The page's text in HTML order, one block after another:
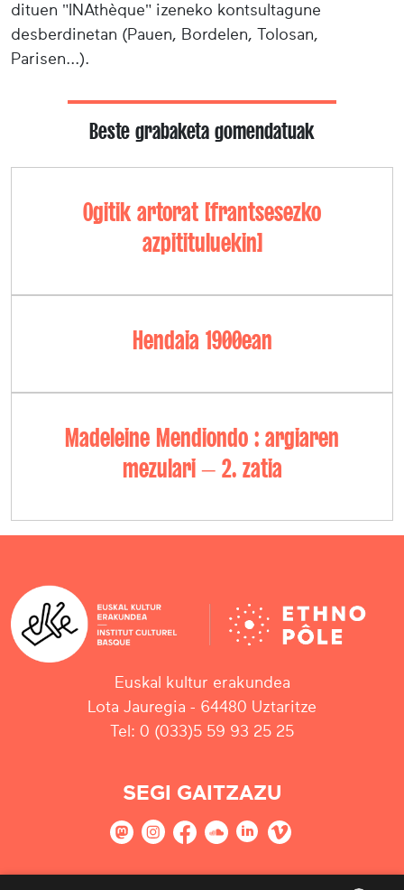
dituen "INAthèque" izeneko kontsultagune
desberdinetan (Pauen, Bordelen, Tolosan,
Parisen...).
Beste grabaketa gomendatuak
Ogitik artorat [frantsesezko
azpitituluekin]
Hendaia 1900ean
Madeleine Mendiondo : argiaren
mezulari – 2. zatia
Euskal kultur erakundea
Lota Jauregia - 64480 Uztaritze
Tel: 0 (033)5 59 93 25 25
SEGI GAITZAZU